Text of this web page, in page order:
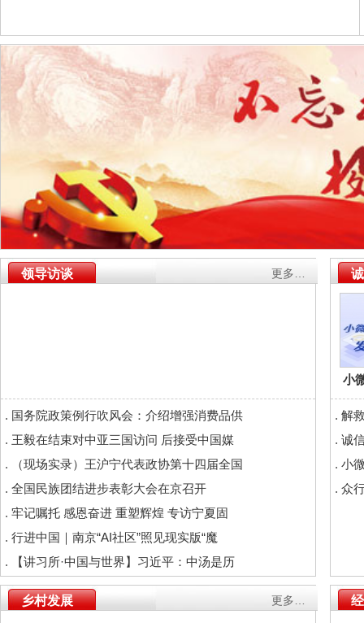
更多…
领导访谈
. 国务院政策例行吹风会：介绍增强消费品供
. 王毅在结束对中亚三国访问 后接受中国媒
.
（现场实录）王沪宁代表政协第十四届全国
. 全国民族团结进步表彰大会在京召开
. 牢记嘱托 感恩奋进 重塑辉煌 专访宁夏固
. 行进中国｜南京“AI社区”照见现实版“魔
.
【讲习所·中国与世界】习近平：中汤是历
小
. 解
. 诚
. 小
. 众
更多…
乡村发展